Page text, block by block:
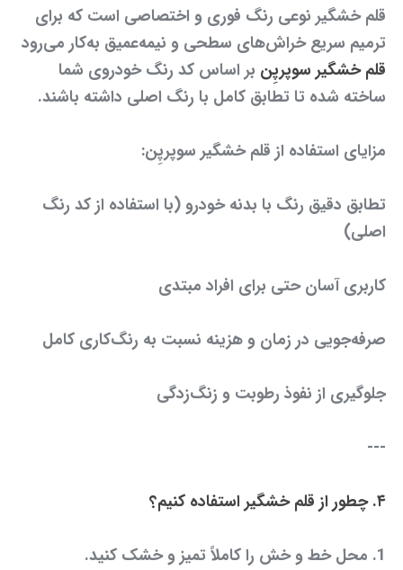
قلم خشگیر نوعی رنگ فوری و اختصاصی است که برای
ترمیم سریع خراش‌های سطحی و نیمه‌عمیق به‌کار می‌رود
قلم خشگیر سوپرپِن بر اساس کد رنگ خودروی شما
ساخته شده تا تطابق کامل با رنگ اصلی داشته باشند.
مزایای استفاده از قلم خشگیر سوپرپِن:
تطابق دقیق رنگ با بدنه خودرو (با استفاده از کد رنگ
اصلی)
کاربری آسان حتی برای افراد مبتدی
صرفه‌جویی در زمان و هزینه نسبت به رنگ‌کاری کامل
جلوگیری از نفوذ رطوبت و زنگ‌زدگی
---
۴. چطور از قلم خشگیر استفاده کنیم؟
1. محل خط و خش را کاملاً تمیز و خشک کنید.